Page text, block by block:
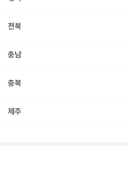
전북
충남
충북
제주